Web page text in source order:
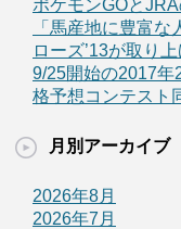
ポケモンGOと
「馬産地に豊富
ローズ’13が取り
9/25開始の2017年
格予想コンテスト
月別アーカイブ
2026年8月
2026年7月